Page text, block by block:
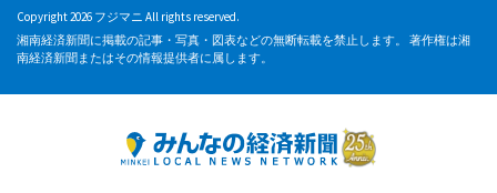
Copyright 2026 フジマニ All rights reserved.
湘南経済新聞に掲載の記事・写真・図表などの無断転載を禁止します。 著作権は湘
南経済新聞またはその情報提供者に属します。